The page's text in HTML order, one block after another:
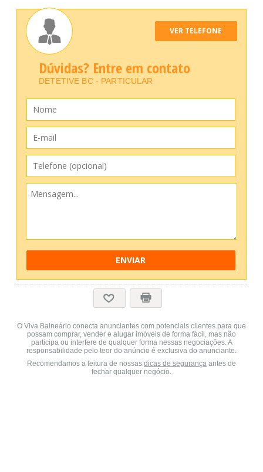
VER TELEFONE
Dúvidas? Entre em contato
DETETIVE BC - PARTICULAR
ENVIAR
O Viva Balneário conecta anunciantes com potenciais clientes para que
possam comprar, vender e alugar imóveis de forma fácil, mas não
participa ou interfere de qualquer forma nessas negociações. A
responsabilidade pelo teor do anúncio é exclusiva do anunciante.
Recomendamos a leitura de nossas dicas de segurança antes de
fechar qualquer negócio.